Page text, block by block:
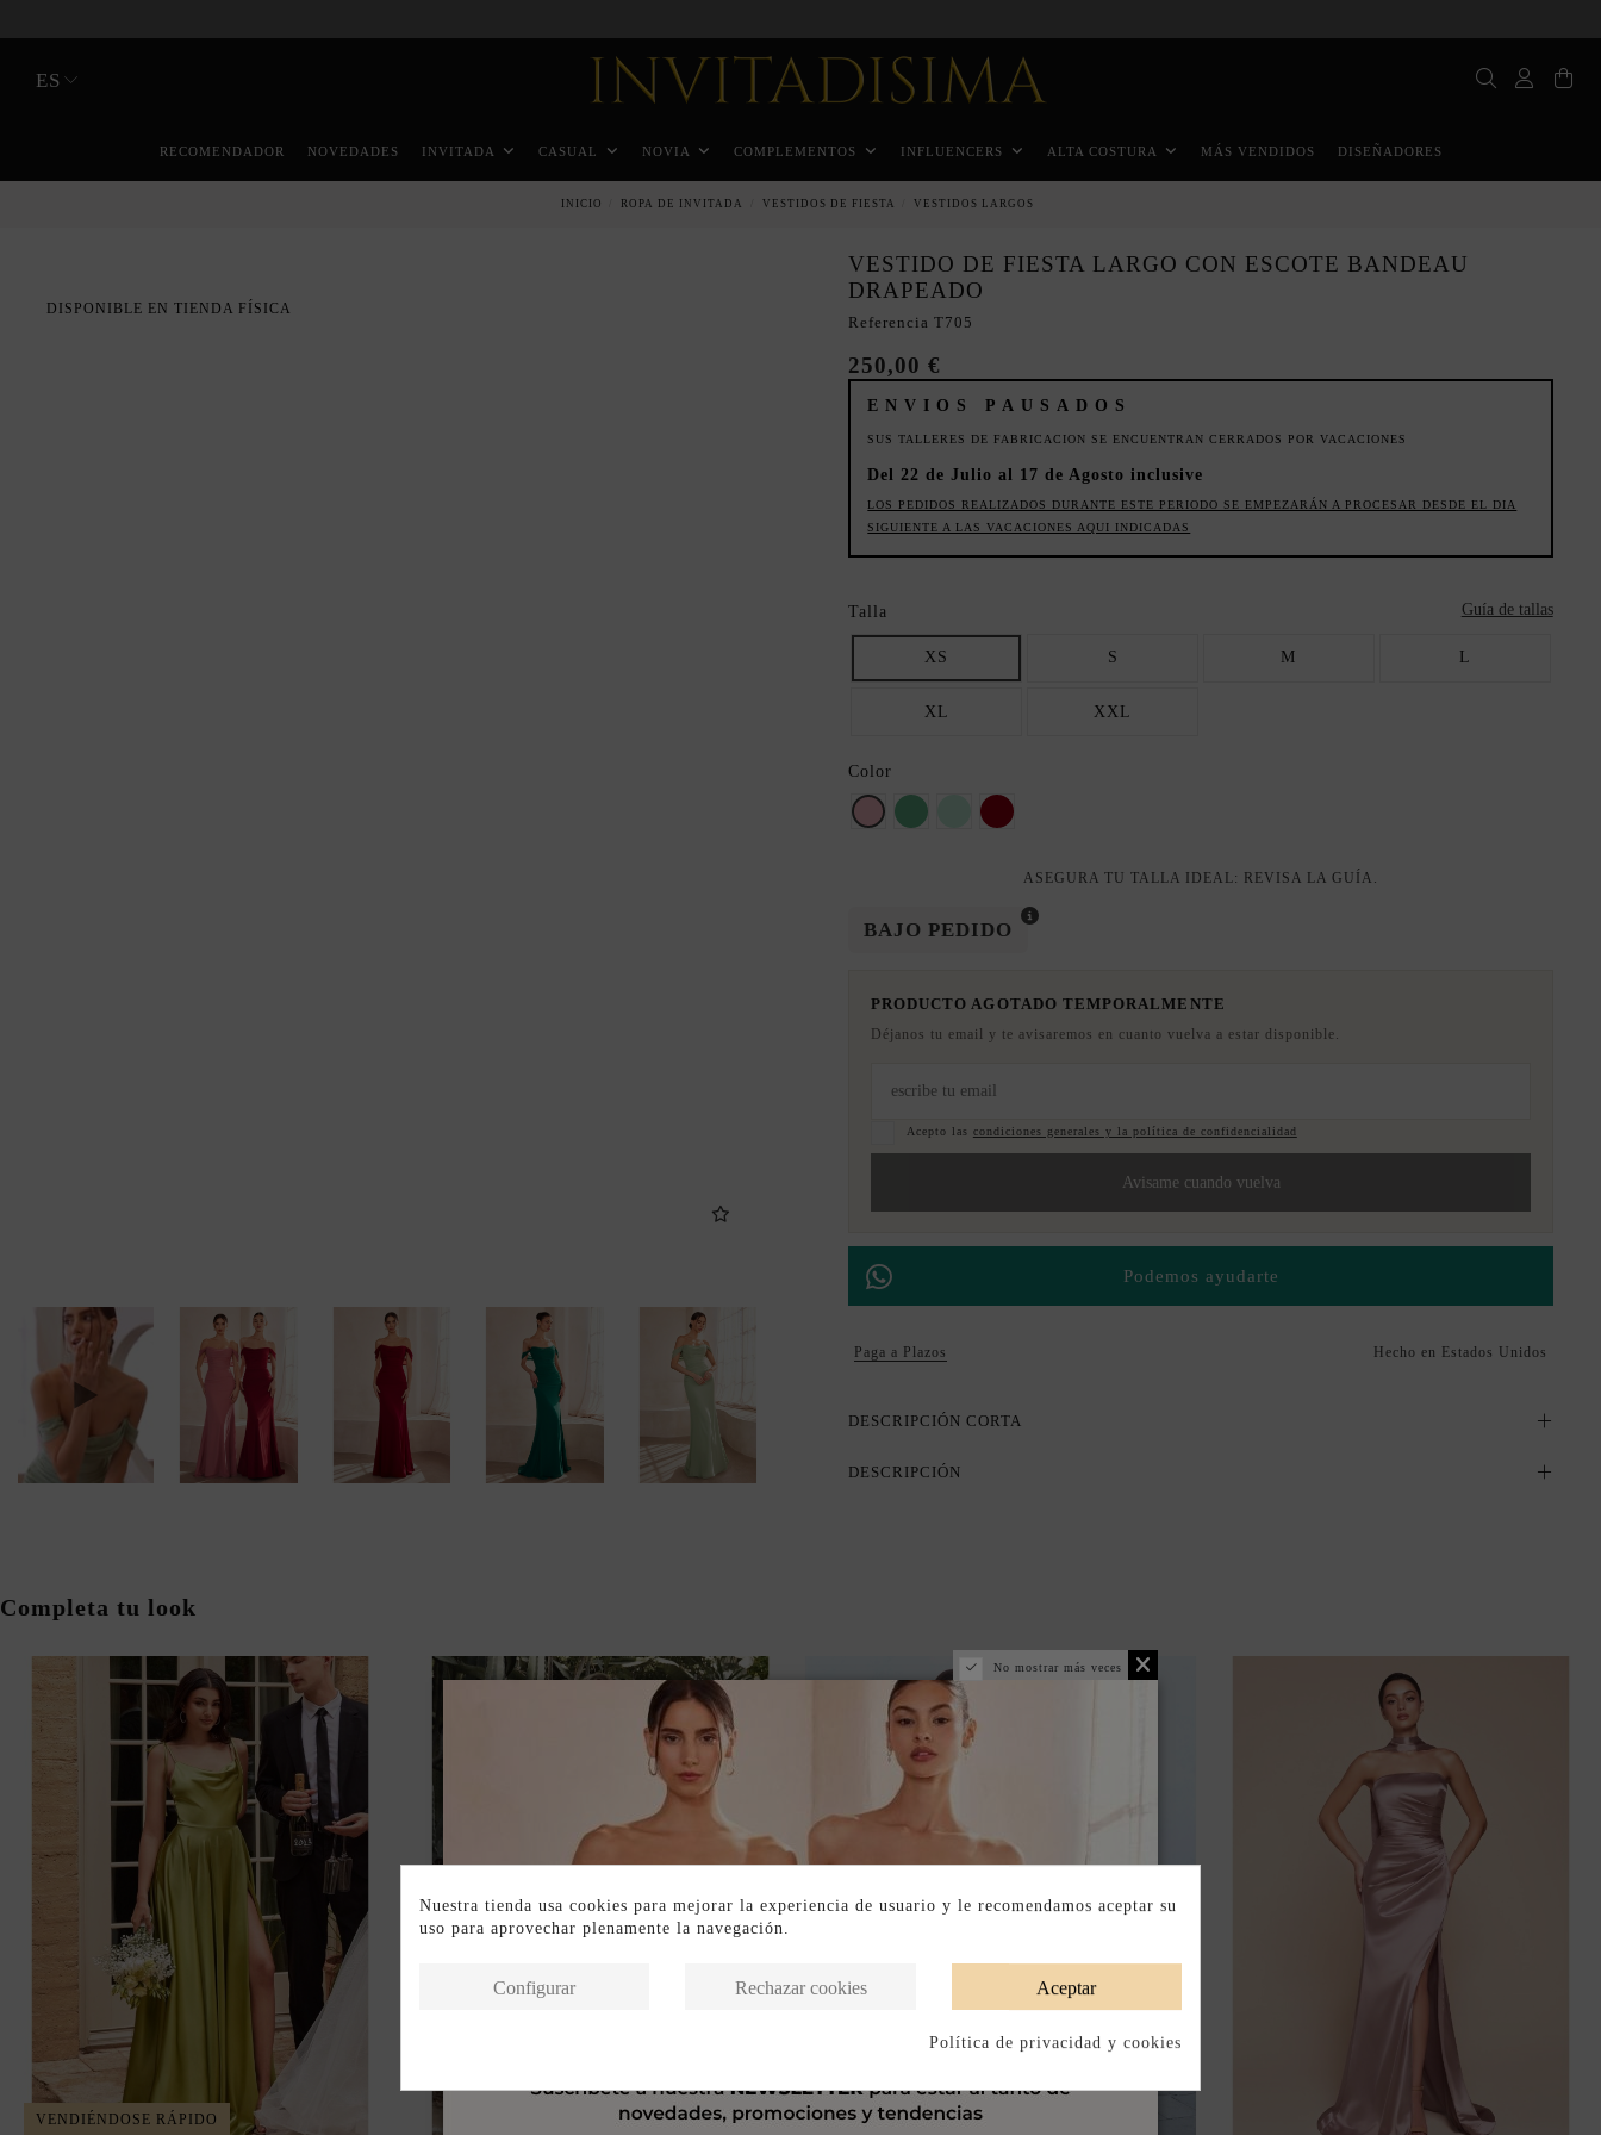
ES
RECOMENDADOR NOVEDADES INVITADA CASUAL NOVIA COMPLEMENTOS INFLUENCERS ALTA COSTURA MÁS VENDIDOS DISEÑADORES
INICIO ROPA DE INVITADA VESTIDOS DE FIESTA VESTIDOS LARGOS
DISPONIBLE EN TIENDA FÍSICA
VESTIDO DE FIESTA LARGO CON ESCOTE BANDEAU
DRAPEADO
Referencia T705
250,00 €
ENVIOS PAUSADOS
SUS TALLERES DE FABRICACION SE ENCUENTRAN CERRADOS POR VACACIONES
Del 22 de Julio al 17 de Agosto inclusive
LOS PEDIDOS REALIZADOS DURANTE ESTE PERIODO SE EMPEZARÁN A PROCESAR DESDE EL DIA
SIGUIENTE A LAS VACACIONES AQUI INDICADAS
Talla Guía de tallas
XS S M L
XL XXL
Color
Rosa VERDEmenta granate
ASEGURA TU TALLA IDEAL: REVISA LA GUÍA.
BAJO PEDIDO
PRODUCTO AGOTADO TEMPORALMENTE
Déjanos tu email y te avisaremos en cuanto vuelva a estar disponible.
Acepto las condiciones generales y la política de confidencialidad
Avisame cuando vuelva
Podemos ayudarte
Paga a Plazos Hecho en Estados Unidos
DESCRIPCIÓN CORTA
DESCRIPCIÓN
Completa tu look
VENDIÉNDOSE RÁPIDO
No mostrar más veces
Nuestra tienda usa cookies para mejorar la experiencia de usuario y le recomendamos aceptar su
uso para aprovechar plenamente la navegación.
Aceptar
Rechazar cookies
Configurar
Política de privacidad y cookies